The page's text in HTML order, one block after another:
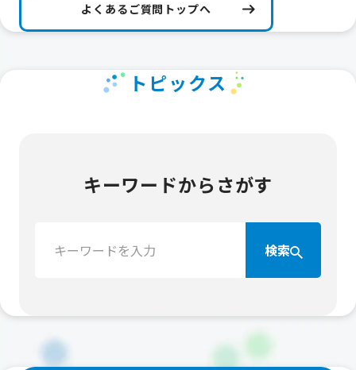
よくあるご質問トップへ
トピックス
キーワードからさがす
索：
検索